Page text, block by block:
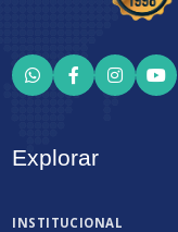
Explorar
INSTITUCIONAL